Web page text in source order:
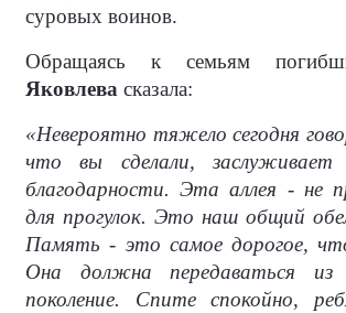
суровых воинов.
Обращаясь к семьям
Яковлева сказала:
«Невероятно тяжело сегодня
что вы сделали,
благодарности. Эта аллея - не
для прогулок. Это наш общий
Память - это самое дорогое,
Она должна передаваться из
поколение. Спите спокойно,